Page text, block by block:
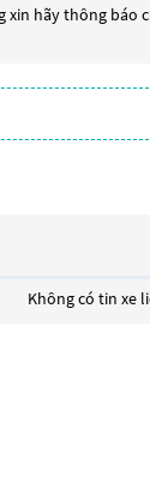
xin hãy thông báo
Không có tin xe